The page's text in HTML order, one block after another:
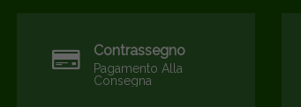
Contrassegno
Pagamento Alla
Consegna